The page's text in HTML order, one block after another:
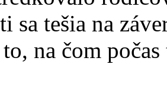
sa tešia na
na čom